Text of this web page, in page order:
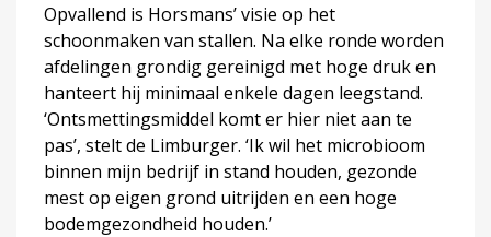
Opvallend is Horsmans’ visie op het
schoonmaken van stallen. Na elke ronde worden
afdelingen grondig gereinigd met hoge druk en
hanteert hij minimaal enkele dagen leegstand.
‘Ontsmettingsmiddel komt er hier niet aan te
pas’, stelt de Limburger. ‘Ik wil het microbioom
binnen mijn bedrijf in stand houden, gezonde
mest op eigen grond uitrijden en een hoge
bodemgezondheid houden.’